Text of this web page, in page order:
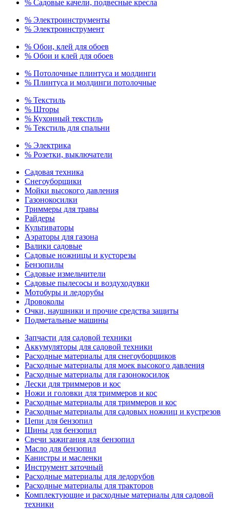
% Садовые качели, подвесные кресла
% Электроинструменты
% Электроинструмент
% Обои, клей для обоев
% Обои и клей для обоев
% Потолочные плинтуса и молдинги
% Плинтуса и молдинги потолочные
% Текстиль
% Шторы
% Кухонный текстиль
% Текстиль для спальни
% Электрика
% Розетки, выключатели
Садовая техника
Снегоуборщики
Мойки высокого давления
Газонокосилки
Триммеры для травы
Райдеры
Культиваторы
Аэраторы для газона
Валики садовые
Садовые ножницы и кусторезы
Бензопилы
Садовые измельчители
Садовые пылесосы и воздуходувки
Мотобуры и ледорубы
Дровоколы
Очки, наушники и прочие средства защиты
Подметальные машины
Запчасти для садовой техники
Аккумуляторы для садовой техники
Расходные материалы для снегоуборщиков
Расходные материалы для моек высокого давления
Расходные материалы для газонокосилок
Лески для триммеров и кос
Ножи и головки для триммеров и кос
Расходные материалы для триммеров и кос
Расходные материалы для садовых ножниц и кустрезов
Цепи для бензопил
Шины для бензопил
Свечи зажигания для бензопил
Масло для бензопил
Канистры и масленки
Инструмент заточный
Расходные материалы для ледорубов
Расходные материалы для тракторов
Комплектующие и расходные материалы для садовой
техники